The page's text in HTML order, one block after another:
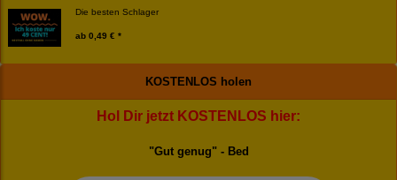
Die besten Schlager
ab 0,49 € *
KOSTENLOS holen
Hol Dir jetzt KOSTENLOS hier:
"Gut genug" - Bed